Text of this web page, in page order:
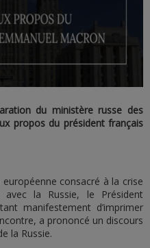
du ministère russe des
propos du président français
consacré à la crise
avec la Russie, le Président
manifestement d’imprimer
a prononcé un discours
la Russie.